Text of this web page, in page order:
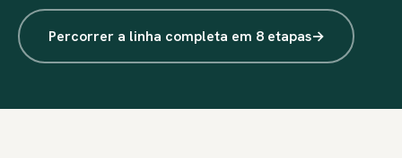
Percorrer a linha completa em 8 etapas→